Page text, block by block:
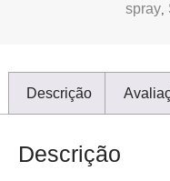
spray,
Descrição
Descrição